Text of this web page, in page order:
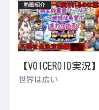
動画紹介
【VOICEROID実
世界は広い